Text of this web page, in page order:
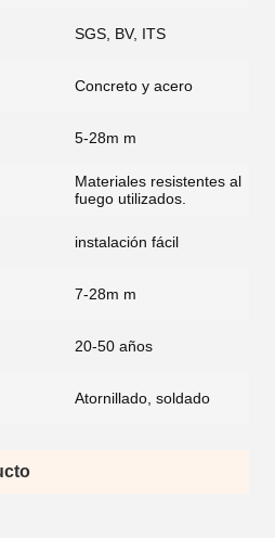
SGS, BV, ITS
Concreto y acero
5-28m m
Materiales resistentes al
fuego utilizados.
instalación fácil
7-28m m
20-50 años
Atornillado, soldado